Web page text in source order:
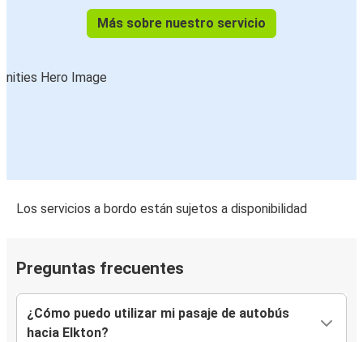
Más sobre nuestro servicio
Los servicios a bordo están sujetos a disponibilidad
Preguntas frecuentes
¿Cómo puedo utilizar mi pasaje de autobús
hacia Elkton?